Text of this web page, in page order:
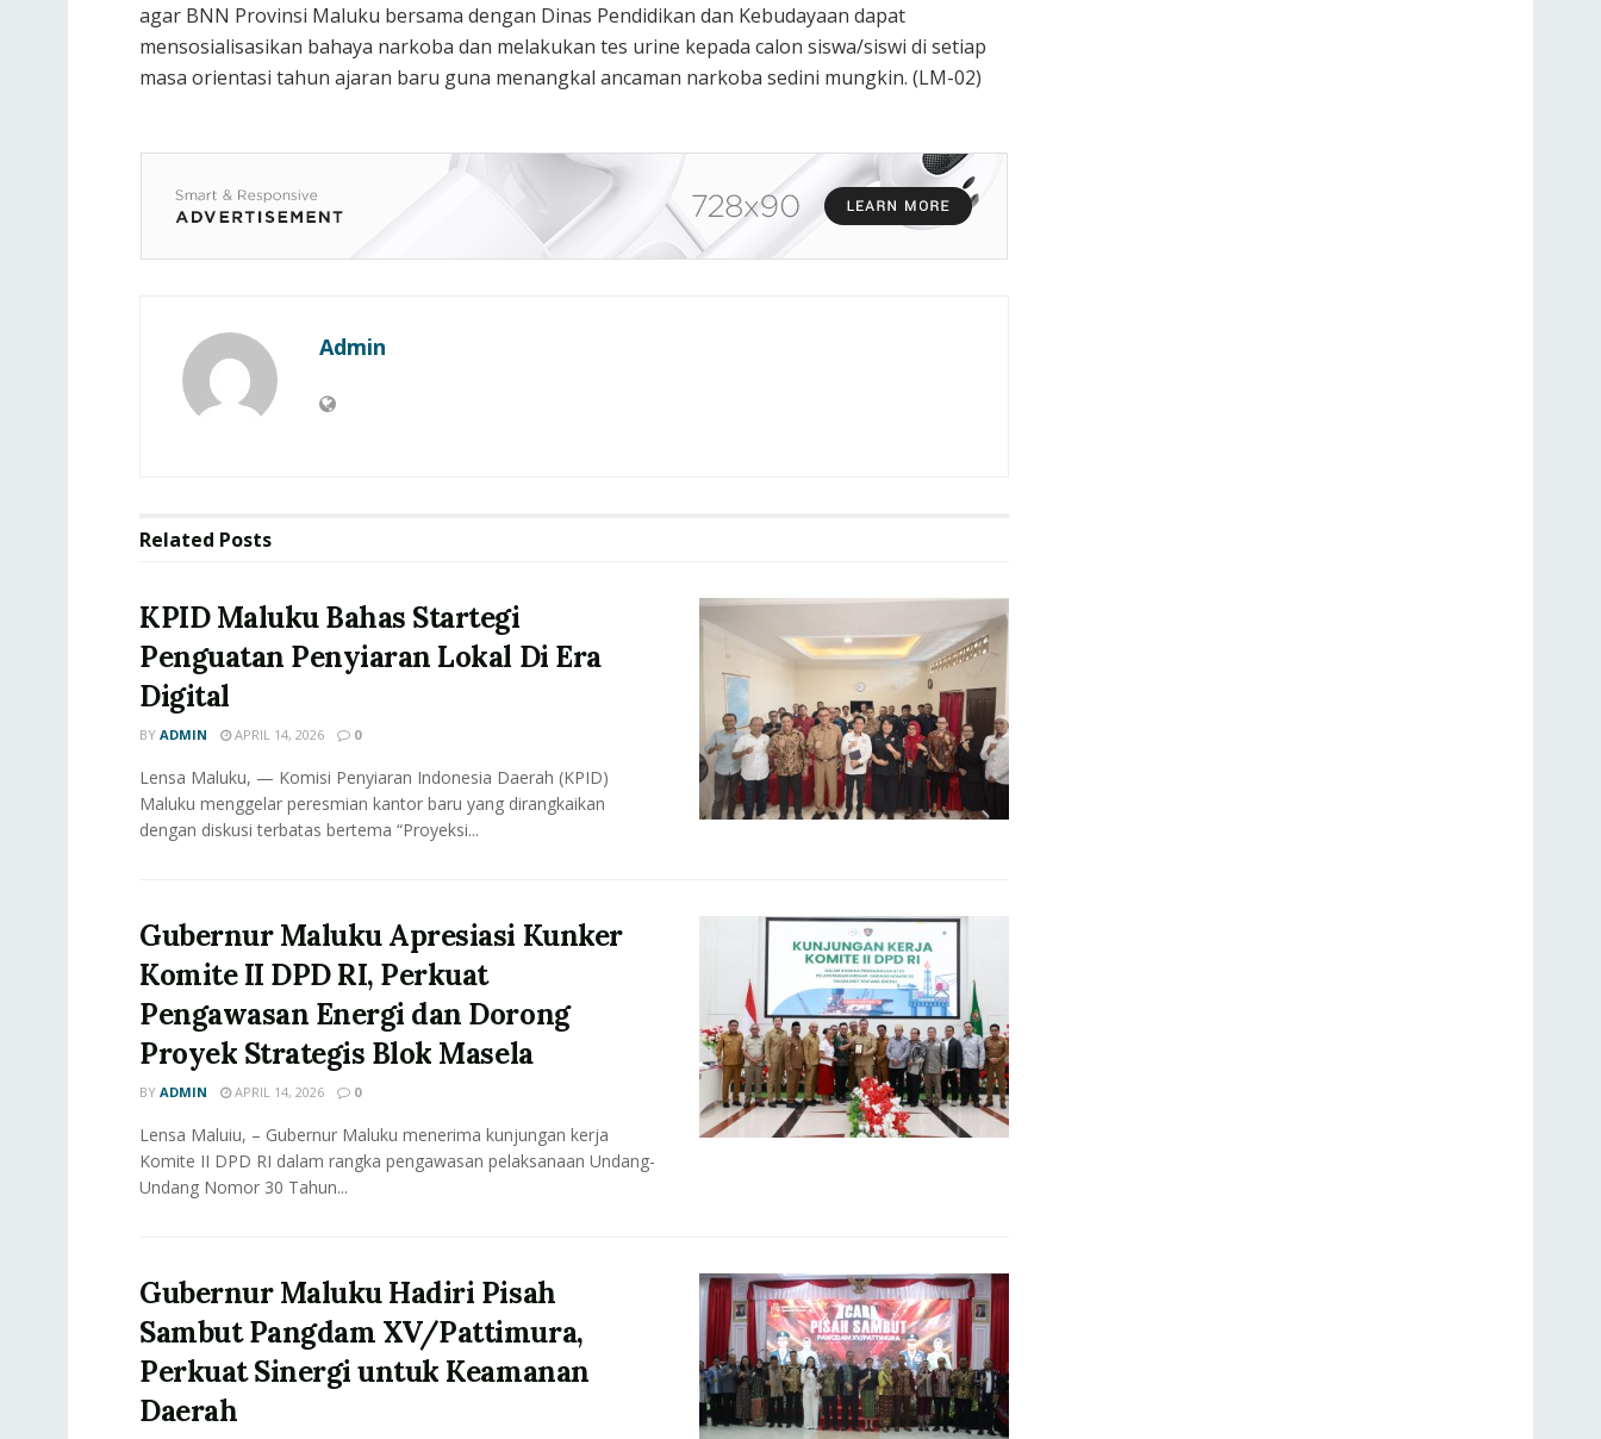
agar BNN Provinsi Maluku bersama dengan Dinas Pendidikan dan Kebudayaan dapat
mensosialisasikan bahaya narkoba dan melakukan tes urine kepada calon siswa/siswi di setiap
masa orientasi tahun ajaran baru guna menangkal ancaman narkoba sedini mungkin. (LM-02)
Admin
Related Posts
KPID Maluku Bahas Startegi
Penguatan Penyiaran Lokal Di Era
Digital
BY ADMIN APRIL 14, 2026 0
Lensa Maluku, — Komisi Penyiaran Indonesia Daerah (KPID)
Maluku menggelar peresmian kantor baru yang dirangkaikan
dengan diskusi terbatas bertema “Proyeksi...
Gubernur Maluku Apresiasi Kunker
Komite II DPD RI, Perkuat
Pengawasan Energi dan Dorong
Proyek Strategis Blok Masela
BY ADMIN APRIL 14, 2026 0
Lensa Maluiu, – Gubernur Maluku menerima kunjungan kerja
Komite II DPD RI dalam rangka pengawasan pelaksanaan Undang-
Undang Nomor 30 Tahun...
Gubernur Maluku Hadiri Pisah
Sambut Pangdam XV/Pattimura,
Perkuat Sinergi untuk Keamanan
Daerah